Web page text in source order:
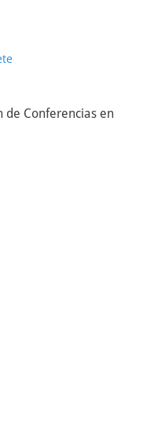
de Conferencias en